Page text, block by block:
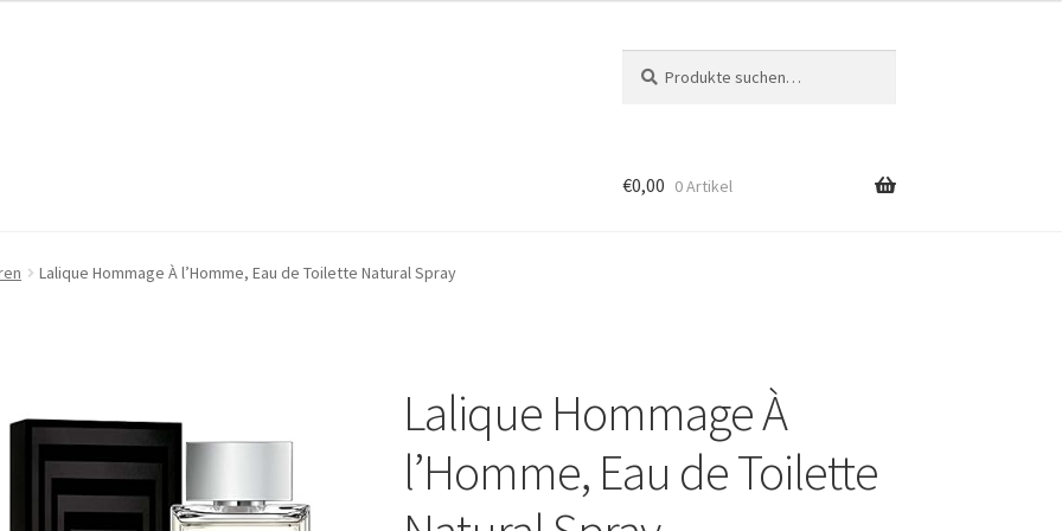
nach:
€0,00 0 Artikel
Lalique Hommage À l’Homme, Eau de Toilette Natural Spray
Lalique Hommage À
l’Homme, Eau de Toilette